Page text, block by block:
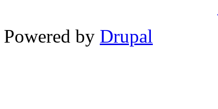
Powered by Drupal